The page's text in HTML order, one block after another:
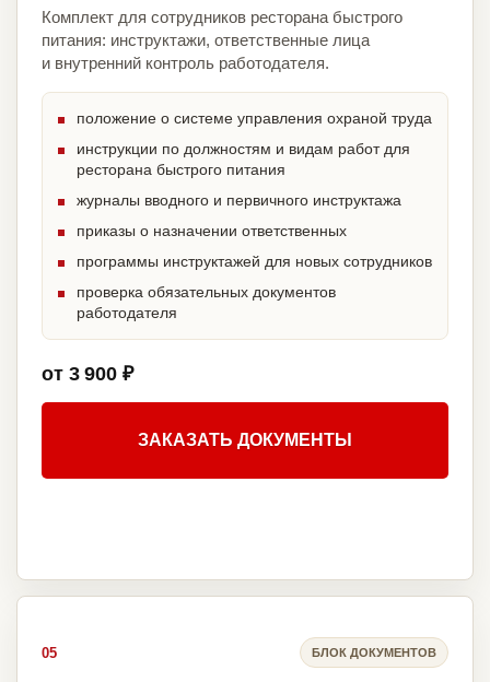
Комплект для сотрудников ресторана быстрого
питания: инструктажи, ответственные лица
и внутренний контроль работодателя.
положение о системе управления охраной труда
инструкции по должностям и видам работ для
ресторана быстрого питания
журналы вводного и первичного инструктажа
приказы о назначении ответственных
программы инструктажей для новых сотрудников
проверка обязательных документов
работодателя
от 3 900 ₽
ЗАКАЗАТЬ ДОКУМЕНТЫ
05 БЛОК ДОКУМЕНТОВ